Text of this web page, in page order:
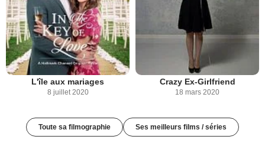
L'île aux mariages
8 juillet 2020
Crazy Ex-Girlfriend
18 mars 2020
Toute sa filmographie Ses meilleurs films / séries